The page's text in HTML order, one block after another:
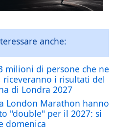
anche:
milioni di persone che ne
i risultati del
di Londra 2027
London Marathon hanno
"double" per il 2027: si
domenica